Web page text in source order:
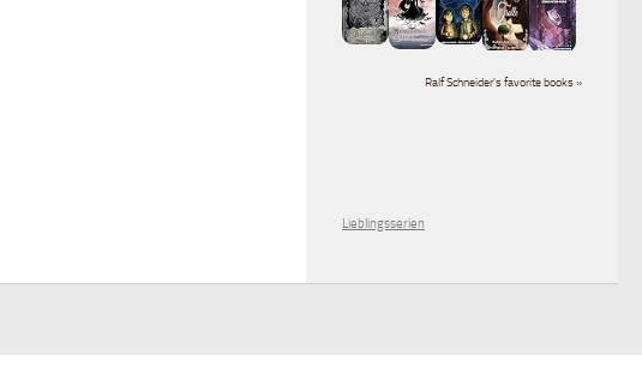
Ralf Schneider's favorite books »
Lieblingsserien